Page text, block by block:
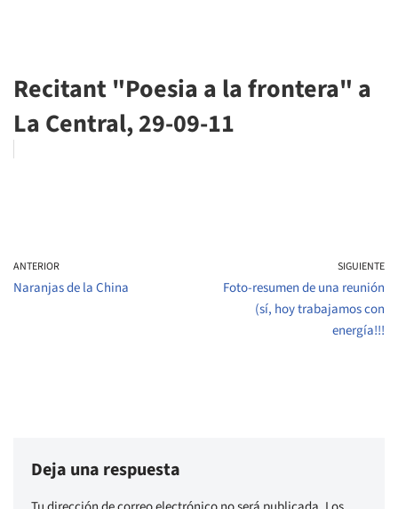
Recitant "Poesia a la frontera" a
La Central, 29-09-11
ANTERIOR
Naranjas de la China
SIGUIENTE
Foto-resumen de una reunión
(sí, hoy trabajamos con
energía!!!
Deja una respuesta